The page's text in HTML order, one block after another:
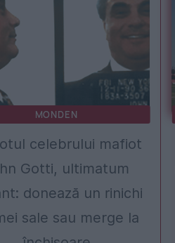
MONDEN
celebrului mafiot
Gotti, ultimatum
donează un rinichi
sale sau merge la